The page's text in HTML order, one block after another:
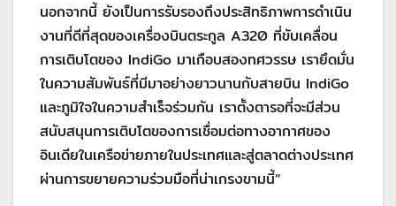
นอกจากนี้ ยังเป็นการรับรองถึงประสิทธิภาพการดำเนิน
งานที่ดีที่สุดของเครื่องบินตระกูล A320 ที่ขับเคลื่อน
การเติบโตของ IndiGo มาเกือบสองทศวรรษ เรายึดมั่น
ในความสัมพันธ์ที่มีมาอย่างยาวนานกับสายบิน IndiGo
และภูมิใจในความสำเร็จร่วมกัน เราตั้งตารอที่จะมีส่วน
สนับสนุนการเติบโตของการเชื่อมต่อทางอากาศของ
อินเดียในเครือข่ายภายในประเทศและสู่ตลาดต่างประเทศ
ผ่านการขยายความร่วมมือที่น่าเกรงขามนี้”